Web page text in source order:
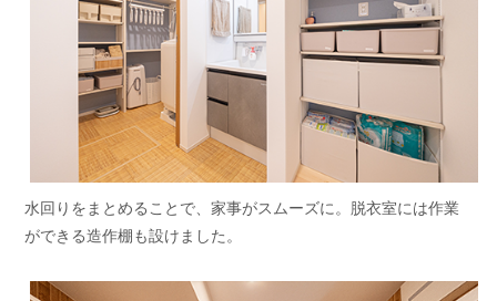
水回りをまとめることで、家事がスムーズに。脱衣室には作業
ができる造作棚も設けました。